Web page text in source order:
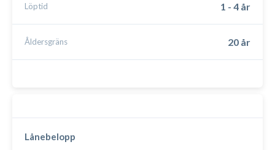
1 - 4 år
Löptid
20 år
Åldersgräns
Lånebelopp